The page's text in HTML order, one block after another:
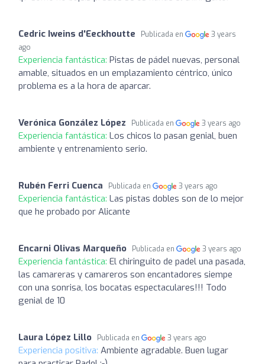
Cedric Iweins d'Eeckhoutte Publicada en
3 years
ago
Experiencia fantástica: Pistas de pádel nuevas, personal
amable, situados en un emplazamiento céntrico, único
problema es a la hora de aparcar.
Verónica González López Publicada en 3 years ago
Experiencia fantástica: Los chicos lo pasan genial, buen
ambiente y entrenamiento serio.
Rubén Ferri Cuenca Publicada en 3 years ago
Experiencia fantástica: Las pistas dobles son de lo mejor
que he probado por Alicante
Encarni Olivas Marqueño Publicada en 3 years ago
Experiencia fantástica: El chiringuito de padel una pasada,
las camareras y camareros son encantadores siempe
con una sonrisa, los bocatas espectaculares!!! Todo
genial de 10
Laura López Lillo Publicada en 3 years ago
Experiencia positiva: Ambiente agradable. Buen lugar